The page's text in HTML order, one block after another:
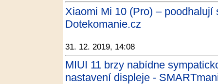
Xiaomi Mi 10 (Pro) –
Dotekomanie.cz
31. 12. 2019, 14:08
MIUI 11 brzy nabídne
nastavení displeje -